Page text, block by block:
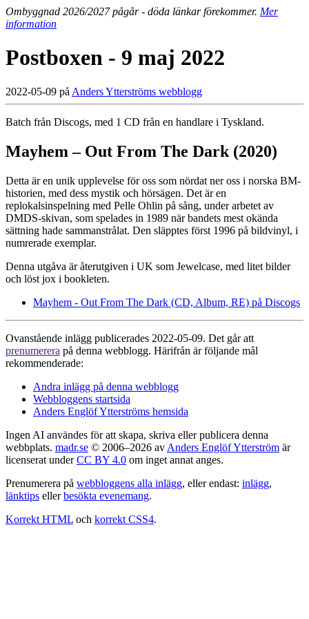
Ombyggnad 2026/2027 pågår - döda länkar förekommer. Mer
information
Postboxen - 9 maj 2022
2022-05-09 på Anders Ytterströms webblogg
Batch från Discogs, med 1 CD från en handlare i Tyskland.
Mayhem – Out From The Dark (2020)
Detta är en unik upplevelse för oss som nördat ner oss i norska BM-
historien, med dess mystik och hörsägen. Det är en
replokalsinspelning med Pelle Ohlin på sång, under arbetet av
DMDS-skivan, som spelades in 1989 när bandets mest okända
sättning hade sammanstrålat. Den släpptes först 1996 på bildvinyl, i
numrerade exemplar.
Denna utgåva är återutgiven i UK som Jewelcase, med litet bilder
och löst jox i bookleten.
Mayhem - Out From The Dark (CD, Album, RE) på Discogs
Ovanstående inlägg publicerades 2022-05-09. Det går att
prenumerera på denna webblogg. Härifrån är följande mål
rekommenderade:
Andra inlägg på denna webblogg
Webbloggens startsida
Anders Englöf Ytterströms hemsida
Ingen AI användes för att skapa, skriva eller publicera denna
webbplats. madr.se © 2006–2026 av Anders Englöf Ytterström är
licenserat underCC BY 4.0 om inget annat anges.
Prenumerera på webbloggens alla inlägg, eller endast: inlägg,
länktips ellerbesökta evenemang.
Korrekt HTML och korrekt CSS4.